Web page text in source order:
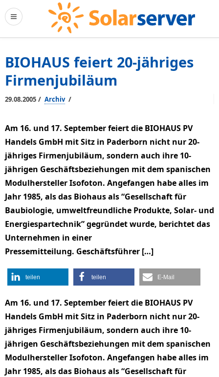
BIOHAUS feiert 20-jähriges
Firmenjubiläum
29.08.2005 / Archiv /
Am 16. und 17. September feiert die BIOHAUS PV
Handels GmbH mit Sitz in Paderborn nicht nur 20-
jähriges Firmenjubiläum, sondern auch ihre 10-
jährigen Geschäftsbeziehungen mit dem spanischen
Modulhersteller Isofoton. Angefangen habe alles im
Jahr 1985, als das Biohaus als “Gesellschaft für
Baubiologie, umweltfreundliche Produkte, Solar- und
Energiespartechnik” gegründet wurde, berichtet das
Unternehmen in einer
Pressemitteilung. Geschäftsführer […]
teilen teilen E-Mail
Am 16. und 17. September feiert die BIOHAUS PV
Handels GmbH mit Sitz in Paderborn nicht nur 20-
jähriges Firmenjubiläum, sondern auch ihre 10-
jährigen Geschäftsbeziehungen mit dem spanischen
Modulhersteller Isofoton. Angefangen habe alles im
Jahr 1985, als das Biohaus als “Gesellschaft für